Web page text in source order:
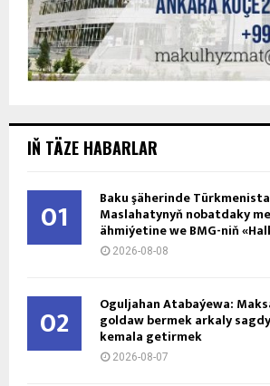
IŇ TÄZE HABARLAR
01 Baku şäherinde
Maslahatynyň nobatdaky
ähmiýetine we BMG-niň
2026-08-08
02 Oguljahan Atabaýewa:
goldaw bermek arkaly
kemala getirmek
2026-08-07